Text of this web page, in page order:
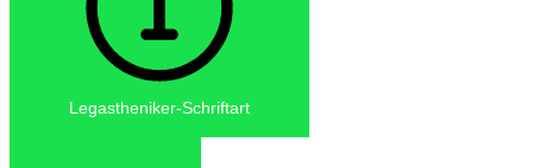
Legastheniker-Schriftart